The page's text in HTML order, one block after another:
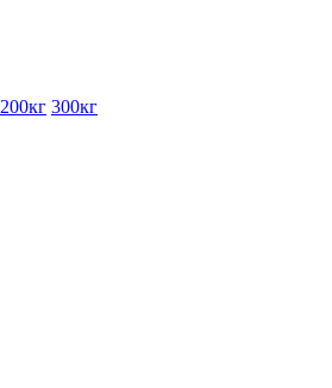
200кг 300кг